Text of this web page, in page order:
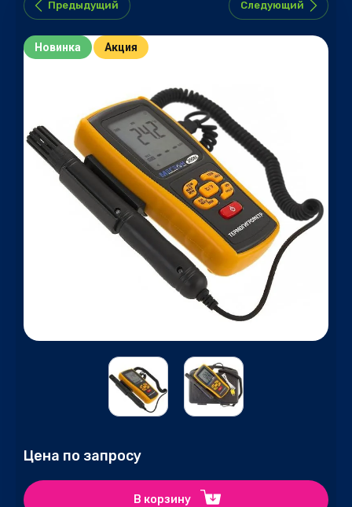
Предыдущий Следующий
Новинка Акция
Цена по запросу
В корзину